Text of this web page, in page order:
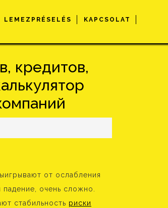
LEMEZPRÉSELÉS KAPCSOLAT
кредитов,
от ослабления
падение, очень сложно.
стабильность риски